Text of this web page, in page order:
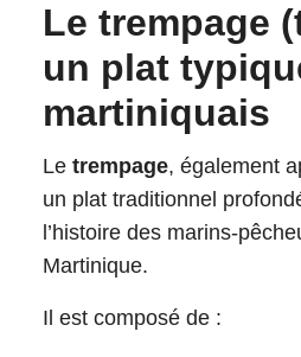
Le trempage (tranpaj),
un plat
martiniquais
Le trempage, également
un plat traditionnel
l’histoire des marins-
Martinique.
Il est composé de :